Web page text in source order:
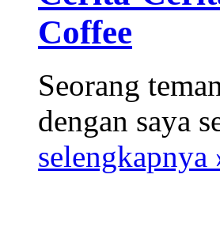
Coffee
Seorang
dengan saya
selengkapnya